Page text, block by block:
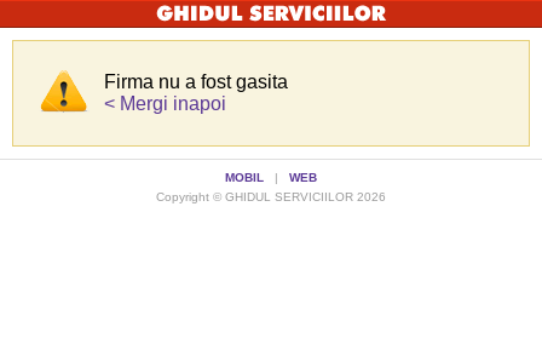
Firma nu a fost gasita
< Mergi inapoi
MOBIL | WEB
Copyright © GHIDUL SERVICIILOR 2026